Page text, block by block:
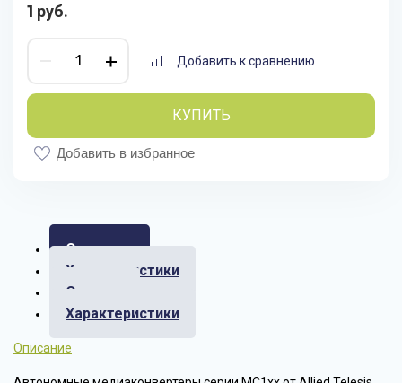
1 руб.
Добавить к сравнению
КУПИТЬ
Добавить в избранное
Описание
Характеристики
Отзывы
Характеристики
Описание